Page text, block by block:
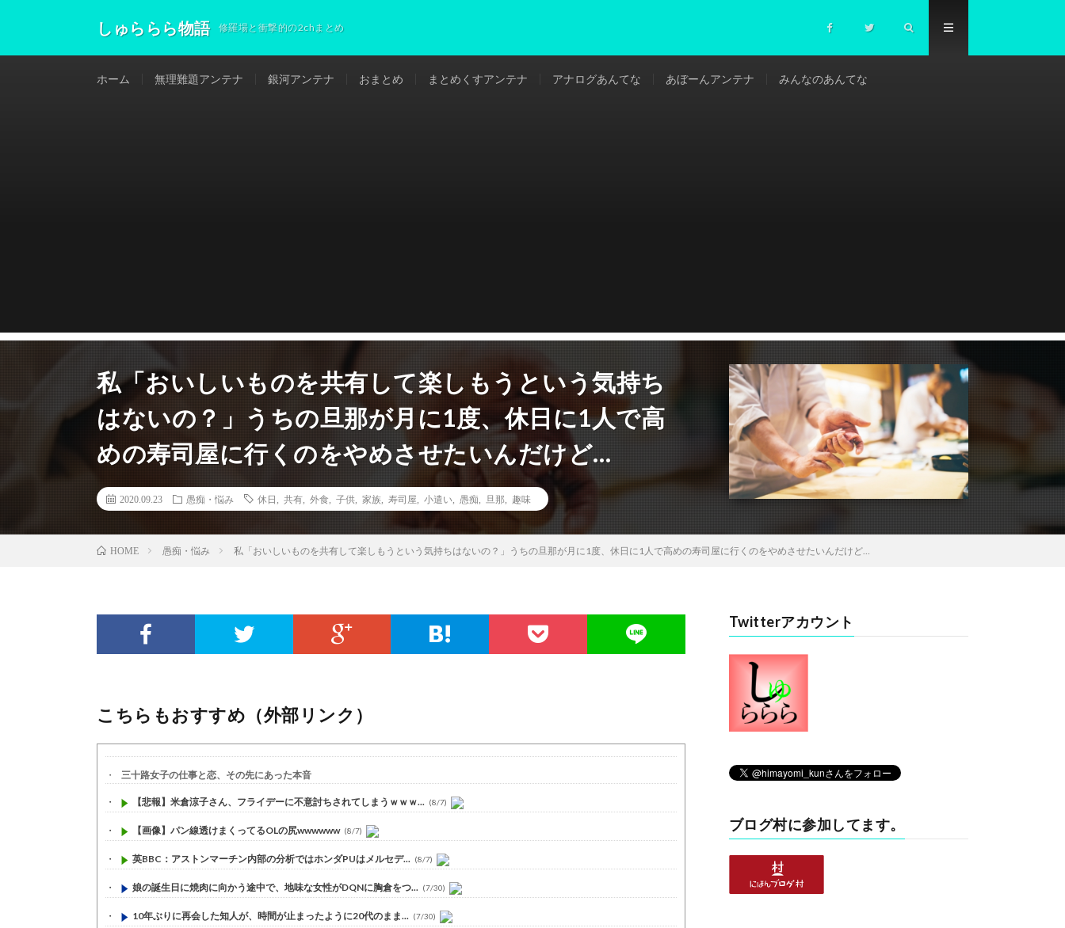
しゅららら物語 修羅場と衝撃的の2chまとめ
ホーム 無理難題アンテナ 銀河アンテナ おまとめ まとめくすアンテナ アナログあんてな あぼーんアンテナ みんなのあんてな
私「おいしいものを共有して楽しもうという気持ち
はないの？」うちの旦那が月に1度、休日に1人で高
めの寿司屋に行くのをやめさせたいんだけど…
2020.09.23 愚痴・悩み 休日 共有 外食 子供 家族 寿司屋 小遣い 愚痴 旦那 趣味
HOME 愚痴・悩み 私「おいしいものを共有して楽しもうという気持ちはないの？」うちの旦那が月に1度、休日に1人で高めの寿司屋に行くのをやめさせたいんだけど…
こちらもおすすめ（外部リンク）
三十路女子の仕事と恋、その先にあった本音
【悲報】米倉涼子さん、フライデーに不意討ちされてしまうｗｗｗ... (8/7)
【画像】パン線透けまくってるOLの尻wwwwww (8/7)
英BBC：アストンマーチン内部の分析ではホンダPUはメルセデ... (8/7)
娘の誕生日に焼肉に向かう途中で、地味な女性がDQNに胸倉をつ... (7/30)
10年ぶりに再会した知人が、時間が止まったように20代のまま... (7/30)
Twitterアカウント
ブログ村に参加してます。